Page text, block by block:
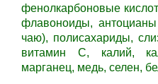
фенолкарбоновые
флавоноиды,
чаю), полисахариды,
витамин С, калий,
марганец, медь, селен,